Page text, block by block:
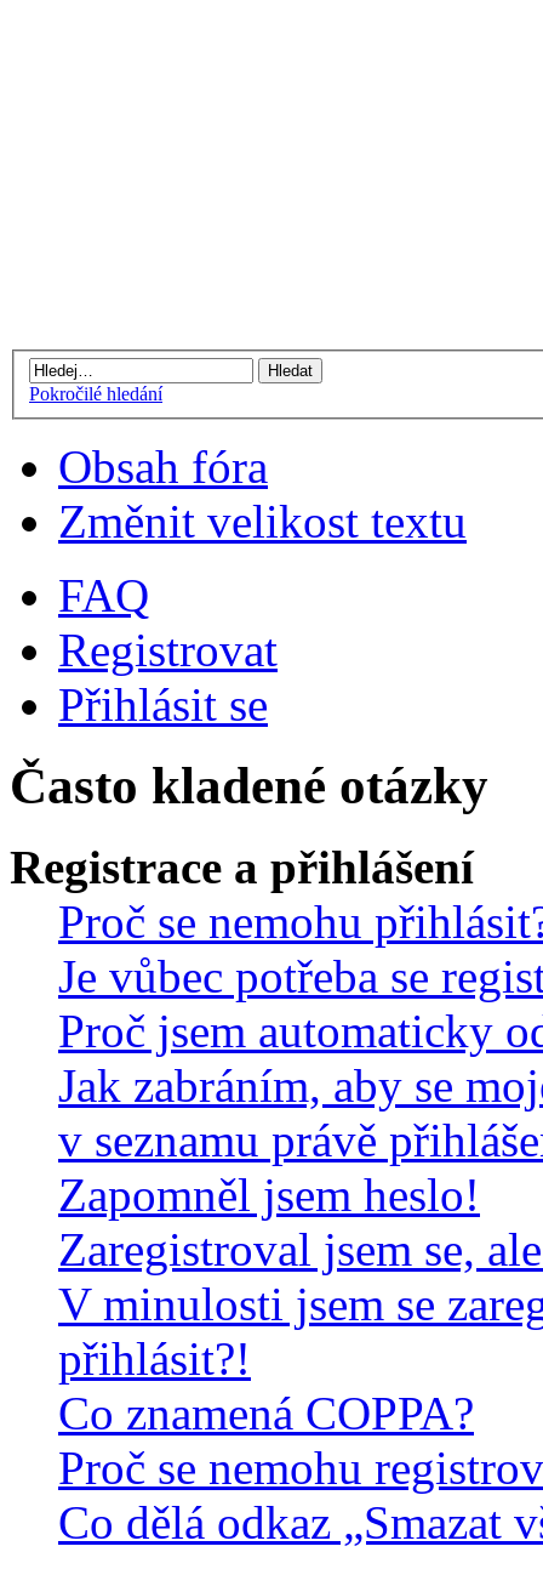
Pokročilé hledání
Obsah fóra
Změnit velikost textu
FAQ
Registrovat
Přihlásit se
Často kladené otázky
Registrace a přihlášení
Proč se nemohu
Je vůbec potřeba se
Proč jsem automaticky
Jak zabráním, aby se
v seznamu právě
Zapomněl jsem heslo!
Zaregistroval jsem se,
V minulosti jsem se
přihlásit?!
Co znamená COPPA?
Proč se nemohu
Co dělá odkaz „Smazat